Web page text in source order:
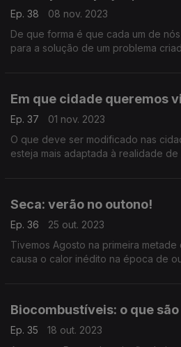
Ep. 38
08 nov. 2023
De que forma é que cada um de
para a solução de um problema
Em que cidade queremos
Ep. 37
01 nov. 2023
O que deve ser modificado nas
esteja mais adaptada à realidade
Seca: verão no outono!
Ep. 36
25 out. 2023
Tivemos Agosto na primeira
causa o calor inédito na época de
Biocombustíveis: o que
Ep. 35
18 out. 2023